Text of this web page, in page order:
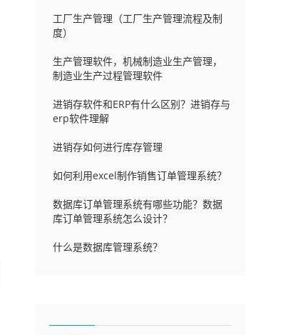
工厂生产管理（工厂生产管理流程及制
度）
生产管理软件，机械制造业生产管理，
制造业生产过程管理软件
进销存软件和ERP有什么区别？进销存与
erp软件理解
进销存如何进行库存管理
如何利用excel制作销售订单管理系统？
数据库订单管理系统有哪些功能？数据
库订单管理系统怎么设计？
什么是数据库管理系统？